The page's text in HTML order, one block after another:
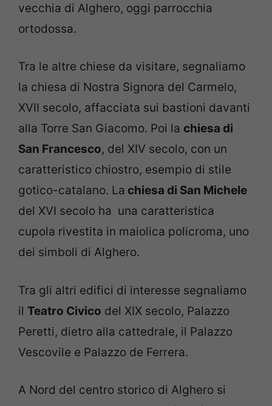
vecchia di Alghero, oggi parrocchia
ortodossa.
Tra le altre chiese da visitare, segnaliamo
la chiesa di Nostra Signora del Carmelo,
XVII secolo, affacciata sui bastioni davanti
alla Torre San Giacomo. Poi la chiesa di
San Francesco, del XIV secolo, con un
caratteristico chiostro, esempio di stile
gotico-catalano. La chiesa di San Michele
del XVI secolo ha una caratteristica
cupola rivestita in maiolica policroma, uno
dei simboli di Alghero.
Tra gli altri edifici di interesse segnaliamo
il Teatro Civico del XIX secolo, Palazzo
Peretti, dietro alla cattedrale, il Palazzo
Vescovile e Palazzo de Ferrera.
A Nord del centro storico di Alghero si